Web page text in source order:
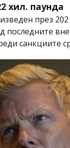
хил. паунда
през
последните
санкциите